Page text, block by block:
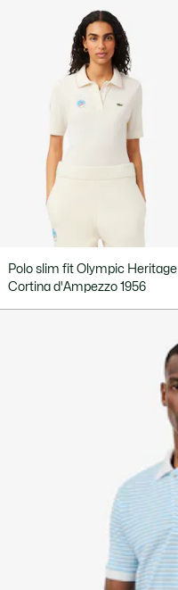
Polo slim fit Olympic Heritage
Cortina d'Ampezzo 1956